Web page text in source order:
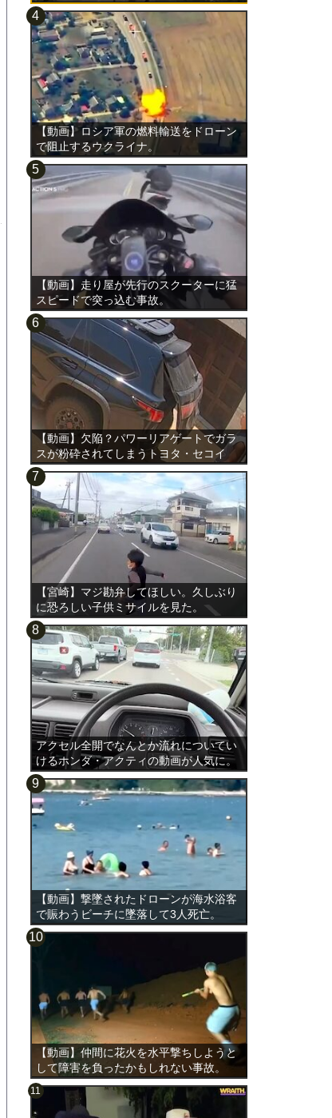
【動画】ロシア軍の燃料輸送をドローン
で阻止するウクライナ。
【動画】走り屋が先行のスクーターに猛
スピードで突っ込む事故。
【動画】欠陥？パワーリアゲートでガラ
スが粉砕されてしまうトヨタ・セコイ
ア。
【宮崎】マジ勘弁してほしい。久しぶり
に恐ろしい子供ミサイルを見た。
アクセル全開でなんとか流れについてい
けるホンダ・アクティの動画が人気に。
【動画】撃墜されたドローンが海水浴客
で賑わうビーチに墜落して3人死亡。
【動画】仲間に花火を水平撃ちしようと
して障害を負ったかもしれない事故。